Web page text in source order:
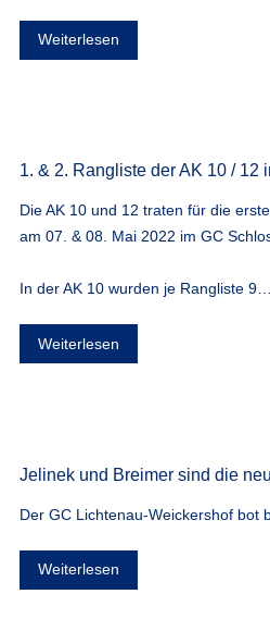
Weiterlesen
1. & 2. Rangliste der AK 10 / 12
Die AK 10 und 12 traten für die
am 07. & 08. Mai 2022 im GC
In der AK 10 wurden je Rangliste 9…
Weiterlesen
Jelinek und Breimer sind die
Der GC Lichtenau-Weickershof bot
Weiterlesen